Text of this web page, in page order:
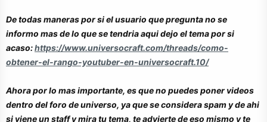
De todas maneras por si el usuario que pregunta no se
informo mas de lo que se tendria aqui dejo el tema por si
acaso:https://www.universocraft.com/threads/como-
obtener-el-rango-youtuber-en-universocraft.10/
Ahora por lo mas importante, es que no puedes poner videos
dentro del foro de universo, ya que se considera spam y de ahi
si viene un staff y mira tu tema, te advierte de eso mismo y te